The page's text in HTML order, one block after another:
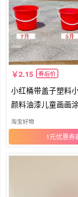
2.15 券后价
小红桶带盖子塑料
颜料油漆儿童画画
桶红
淘宝好物
1元优惠券